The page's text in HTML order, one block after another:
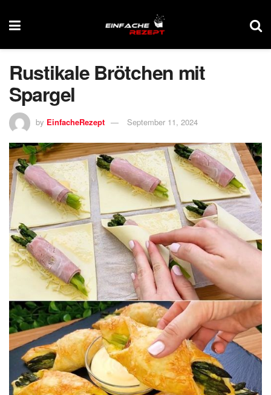
Rustikale Brötchen mit
Spargel
by EinfacheRezept September 11, 2024